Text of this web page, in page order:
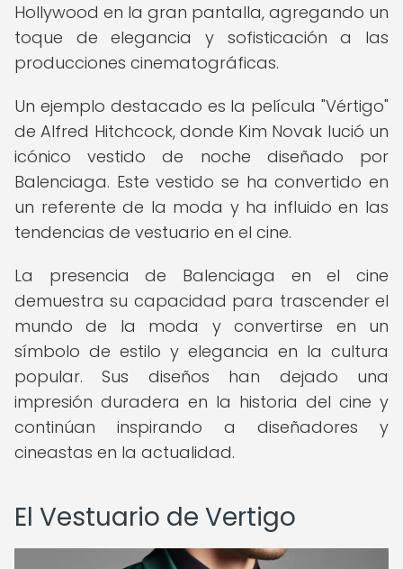
Hollywood en la gran pantalla, agregando un
toque de elegancia y sofisticación a las
producciones cinematográficas.
Un ejemplo destacado es la película "Vértigo"
de Alfred Hitchcock, donde Kim Novak lució un
icónico vestido de noche diseñado por
Balenciaga. Este vestido se ha convertido en
un referente de la moda y ha influido en las
tendencias de vestuario en el cine.
La presencia de Balenciaga en el cine
demuestra su capacidad para trascender el
mundo de la moda y convertirse en un
símbolo de estilo y elegancia en la cultura
popular. Sus diseños han dejado una
impresión duradera en la historia del cine y
continúan inspirando a diseñadores y
cineastas en la actualidad.
El Vestuario de Vertigo